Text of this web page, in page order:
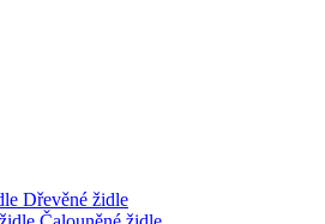
Dřevěné židle